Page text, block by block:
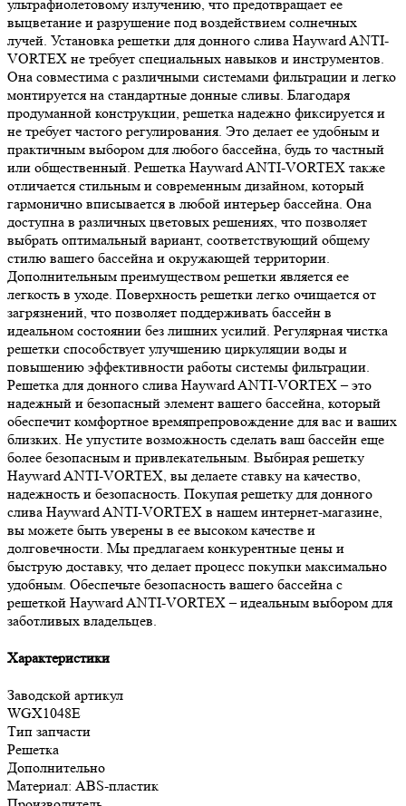
ультрафиолетовому излучению, что предотвращает ее
выцветание и разрушение под воздействием солнечных
лучей. Установка решетки для донного слива Hayward ANTI-
VORTEX не требует специальных навыков и инструментов.
Она совместима с различными системами фильтрации и легко
монтируется на стандартные донные сливы. Благодаря
продуманной конструкции, решетка надежно фиксируется и
не требует частого регулирования. Это делает ее удобным и
практичным выбором для любого бассейна, будь то частный
или общественный. Решетка Hayward ANTI-VORTEX также
отличается стильным и современным дизайном, который
гармонично вписывается в любой интерьер бассейна. Она
доступна в различных цветовых решениях, что позволяет
выбрать оптимальный вариант, соответствующий общему
стилю вашего бассейна и окружающей территории.
Дополнительным преимуществом решетки является ее
легкость в уходе. Поверхность решетки легко очищается от
загрязнений, что позволяет поддерживать бассейн в
идеальном состоянии без лишних усилий. Регулярная чистка
решетки способствует улучшению циркуляции воды и
повышению эффективности работы системы фильтрации.
Решетка для донного слива Hayward ANTI-VORTEX – это
надежный и безопасный элемент вашего бассейна, который
обеспечит комфортное времяпрепровождение для вас и ваших
близких. Не упустите возможность сделать ваш бассейн еще
более безопасным и привлекательным. Выбирая решетку
Hayward ANTI-VORTEX, вы делаете ставку на качество,
надежность и безопасность. Покупая решетку для донного
слива Hayward ANTI-VORTEX в нашем интернет-магазине,
вы можете быть уверены в ее высоком качестве и
долговечности. Мы предлагаем конкурентные цены и
быструю доставку, что делает процесс покупки максимально
удобным. Обеспечьте безопасность вашего бассейна с
решеткой Hayward ANTI-VORTEX – идеальным выбором для
заботливых владельцев.
Характеристики
Заводской артикул
WGX1048E
Тип запчасти
Решетка
Дополнительно
Материал: ABS-пластик